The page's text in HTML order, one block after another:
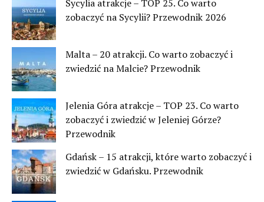
Sycylia atrakcje – TOP 25. Co warto
zobaczyć na Sycylii? Przewodnik 2026
Malta – 20 atrakcji. Co warto zobaczyć i
zwiedzić na Malcie? Przewodnik
Jelenia Góra atrakcje – TOP 23. Co warto
zobaczyć i zwiedzić w Jeleniej Górze?
Przewodnik
Gdańsk – 15 atrakcji, które warto zobaczyć i
zwiedzić w Gdańsku. Przewodnik